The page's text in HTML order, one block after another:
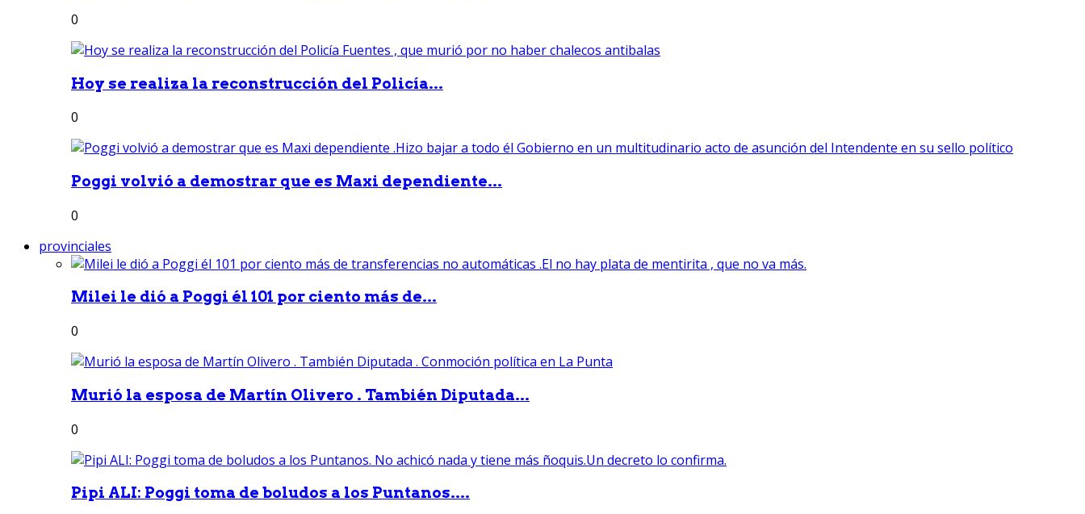
0
Hoy se realiza la reconstrucción del Policía...
0
Poggi volvió a demostrar que es Maxi dependiente...
0
provinciales
Milei le dió a Poggi él 101 por ciento más de...
0
Murió la esposa de Martín Olivero . También Diputada...
0
Pipi ALI: Poggi toma de boludos a los Puntanos....